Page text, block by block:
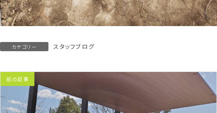
カテゴリー スタッフブログ
前の記事